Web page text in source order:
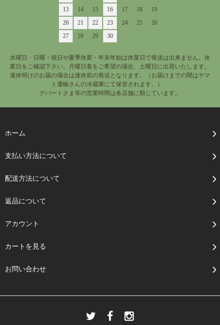
13
14 15 16 17 18
19
20
21 22 23 24 25
26
27
28 29 30
水曜日・日曜・祝日や夏季休業・年末年始は休業日で発送は出来ません。休
業日をご確認下さい。月曜日着をご希望の場合、土曜日に出荷いたします。
連休明けのお届の場合は連休前の発送となります。（お届けまでの間はヤマ
ト運輸さんの冷蔵庫にて保管されます。）
デパートさま等の営業時間は各店舗に順じています。
ホーム
支払い方法について
配送方法について
返品について
アカウント
カートを見る
お問い合わせ